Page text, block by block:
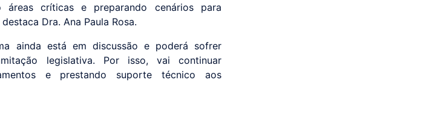
áreas críticas e preparando cenários para
Dra. Ana Paula Rosa.
ainda está em discussão e poderá sofrer
legislativa. Por isso, vai continuar
e prestando suporte técnico aos